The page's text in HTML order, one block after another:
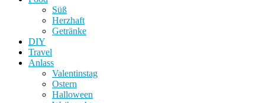
Süß
Herzhaft
Getränke
DIY
Travel
Anlass
Valentinstag
Ostern
Halloween